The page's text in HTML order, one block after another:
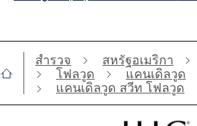
สำรวจ สหรัฐอเมริกา
โฟลวูด
แคนเดิลวูด
แคนเดิลวูด สวีท โฟลวูด